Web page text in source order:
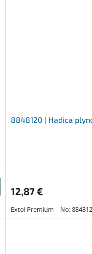
8848120 | Hadica
12,87 €
Extol Premium | No: